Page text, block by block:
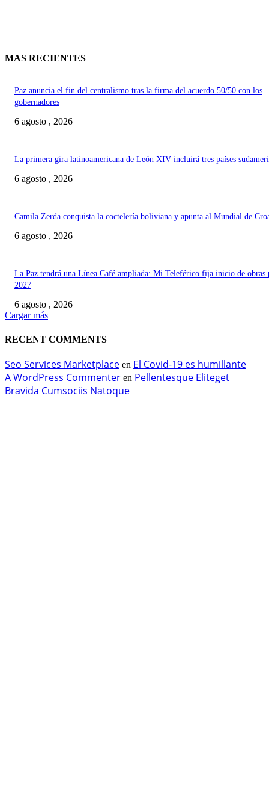
MAS RECIENTES
Paz anuncia el fin del centralismo tras la firma del acuerdo 50/50 con los
gobernadores
6 agosto , 2026
La primera gira latinoamericana de León XIV incluirá tres países
6 agosto , 2026
Camila Zerda conquista la coctelería boliviana y apunta al Mundial de
6 agosto , 2026
La Paz tendrá una Línea Café ampliada: Mi Teleférico fija inicio de obras
2027
6 agosto , 2026
Cargar más
RECENT COMMENTS
Seo Services Marketplace en El Covid-19 es humillante
A WordPress Commenter en Pellentesque Eliteget
Bravida Cumsociis Natoque